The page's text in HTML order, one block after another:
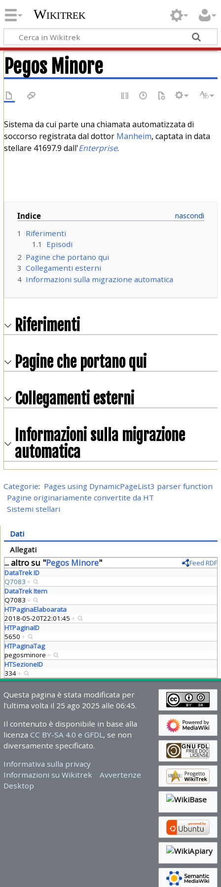
Wikitrek
Pegos Minore
Sistema da cui parte una chiamata automatizzata di
soccorso registrata dal dottor Manheim, captata in data
stellare 41697.9 dall'Enterprise.
Indice
1
Riferimenti
1.1
Episodi
2 Pagine che portano qui
3 Collegamenti esterni
4 Informazioni sulla migrazione automatica
Riferimenti
Pagine che portano qui
Collegamenti esterni
Informazioni sulla migrazione
automatica
Categorie: Pages using DynamicPageList3 parser function
Pagine originariamente convertite da HT
Sistemi stellari
Dati
Allegati
... altro su "Pegos Minore"
Feed RDF
DataTrek ID
Q7083 +
DataTrek Item
Q7083 +
HTPaginaElaboarata
2018-05-20T22:01:45 +
HTPaginaID
5650 +
HTPaginaTag
pegosminore +
HTSezioneID
334+
Questa pagina è stata modificata per
l'ultima volta il 25 ago 2025 alle 06:45.
Il contenuto è disponibile in base alla
licenza CC BY-SA 4.0 e GFDL , se non
diversamente specificato.
Informativa sulla privacy
Informazioni su Wikitrek
Avvertenze
Desktop